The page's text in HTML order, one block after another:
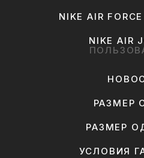
NIKE AIR
NIKE AIR
РАЗМЕР
РАЗМЕР
УСЛОВИЯ